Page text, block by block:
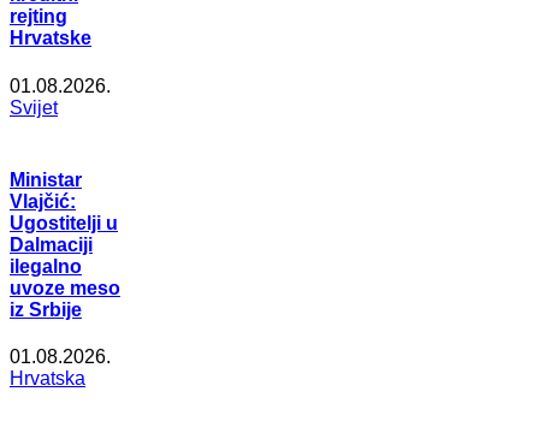
rejting
Hrvatske
01.08.2026.
Svijet
Ministar
Vlajčić:
Ugostitelji u
Dalmaciji
ilegalno
uvoze meso
iz Srbije
01.08.2026.
Hrvatska